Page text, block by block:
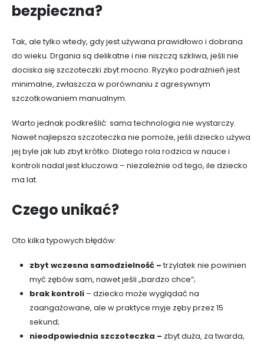
bezpieczna?
Tak, ale tylko wtedy, gdy jest używana prawidłowo i dobrana
do wieku. Drgania są delikatne i nie niszczą szkliwa, jeśli nie
dociska się szczoteczki zbyt mocno. Ryzyko podrażnień jest
minimalne, zwłaszcza w porównaniu z agresywnym
szczotkowaniem manualnym.
Warto jednak podkreślić: sama technologia nie wystarczy.
Nawet najlepsza szczoteczka nie pomoże, jeśli dziecko używa
jej byle jak lub zbyt krótko. Dlatego rola rodzica w nauce i
kontroli nadal jest kluczowa – niezależnie od tego, ile dziecko
ma lat.
Czego unikać?
Oto kilka typowych błędów:
zbyt wczesna samodzielność –trzylatek nie powinien
myć zębów sam, nawet jeśli „bardzo chce”;
brak kontroli– dziecko może wyglądać na
zaangażowane, ale w praktyce myje zęby przez 15
sekund;
nieodpowiednia szczoteczka – zbyt duża, za twarda,